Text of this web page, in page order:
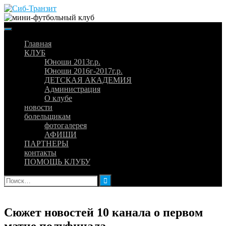
Skip
to
content
Главная
КЛУБ
Юноши 2013г.р.
Юноши 2016г-2017г.р.
ДЕТСКАЯ АКАДЕМИЯ
Администрация
О клубе
новости
болельщикам
фотогалерея
АФИШИ
ПАРТНЕРЫ
контакты
ПОМОЩЬ КЛУБУ
Найти:
Сюжет новостей 10 канала о первом